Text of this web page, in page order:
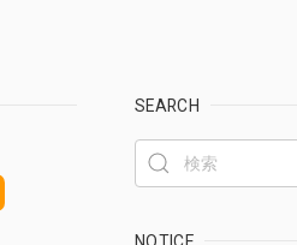
SEARCH
NOTICE